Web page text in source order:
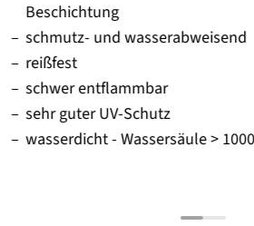
Beschichtung
schmutz- und wasserabweisend
reißfest
schwer entflammbar
sehr guter UV-Schutz
wasserdicht - Wassersäule >